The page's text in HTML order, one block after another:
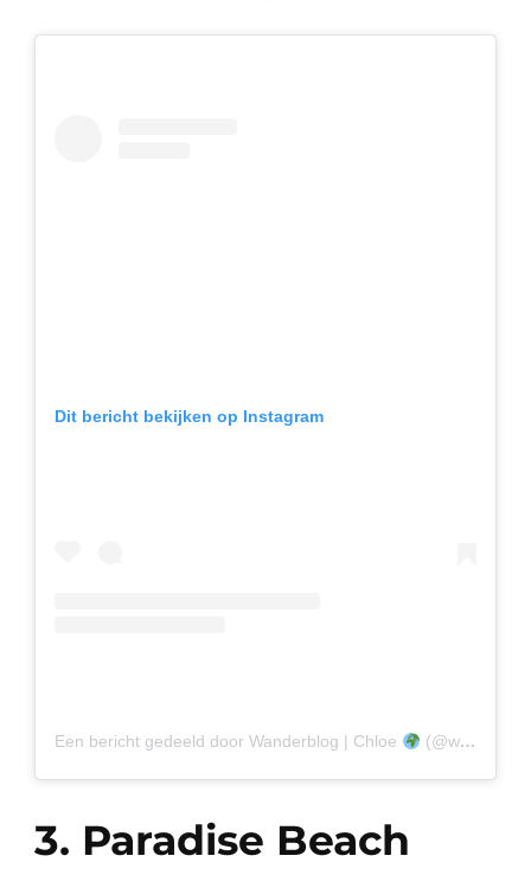
Dit bericht bekijken op Instagram
Een bericht gedeeld door Wanderblog | Chloe (@wanderblog.nl)
3. Paradise Beach